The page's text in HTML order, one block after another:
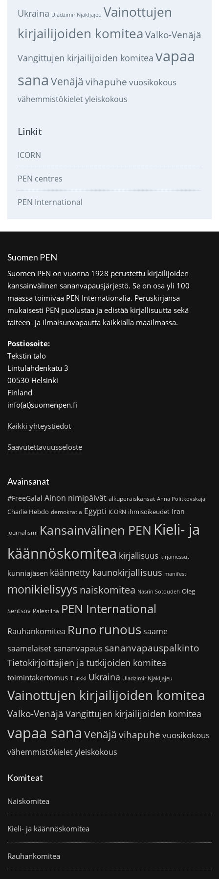
Ukraina Uladzimir Njakljajeu Vainottujen
kirjailijoiden komitea Valko-Venäjä
Vangittujen kirjailijoiden komitea vapaa
sana Venäjä vihapuhe vuosikokous
vähemmistökieletyleiskokous
Linkit
ICORN
PEN centres
PEN International
Suomen PEN
Suomen PEN on vuonna 1928 perustettu kirjailijoiden
kansainvälinen sananvapausjärjestö. Se on osa yli 100
maassa toimivaa PEN Internationalia. Peruskirjansa
mukaisesti PEN puolustaa ja edistää kirjallisuutta sekä
taiteen- ja ilmaisunvapautta kaikkialla maailmassa.
Postiosoite:
Tekstin talo
Lintulahdenkatu 3
00530 Helsinki
Finland
info(at)suomenpen.fi
Kaikki yhteystiedot
Saavutettavuusseloste
Avainsanat
#FreeGalal Ainon nimipäivät alkuperäiskansat Anna Politkovskaja
Charlie Hebdo demokratia Egypti ICORN ihmisoikeudet Iran
journalismi Kansainvälinen PEN Kieli- ja
käännöskomitea kirjallisuus kirjamessut
kunniajäsen käännetty kaunokirjallisuus manifesti
monikielisyys naiskomitea Nasrin Sotoudeh Oleg
Sentsov Palestiina PEN International
Rauhankomitea Runo runoussaame
saamelaiset sananvapaus sananvapauspalkinto
Tietokirjoittajien ja tutkijoiden komitea
toimintakertomus Turkki Ukraina Uladzimir Njakljajeu
Vainottujen kirjailijoiden komitea
Valko-Venäjä Vangittujen kirjailijoiden komitea
vapaa sana Venäjä vihapuhe vuosikokous
vähemmistökieletyleiskokous
Komiteat
Naiskomitea
Kieli- ja käännöskomitea
Rauhankomitea